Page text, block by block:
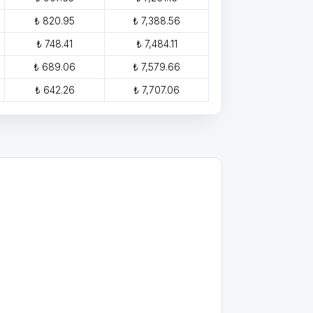
₺ 820.95
₺ 7,388.56
₺ 748.41
₺ 7,484.11
₺ 689.06
₺ 7,579.66
₺ 642.26 ₺ 7,707.06